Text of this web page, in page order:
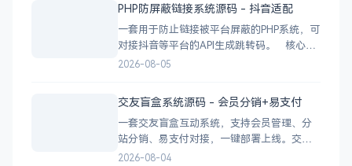
情 小区投票：发起/参与/查看结果 邻里社区
PHP防屏蔽链接系统源码 - 抖音适配
一套用于防止链接被平台屏蔽的PHP系统，可
对接抖音等平台的API生成跳转码。 核心功
能 多域名池智能切换，降低被拦截概率 对接
分析报表 技术栈 后端：PHP
2026-08-05
交友盲盒系统源码 - 会员分销+易支付
一套交友盲盒互动系统，支持会员管理、分
站分销、易支付对接，一键部署上线。交友
盲盒系统源码，支持会员系统、多商户分
2026-08-04